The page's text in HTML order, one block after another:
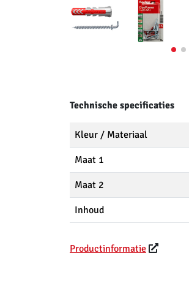
Technische specificaties
Kleur / Materiaal
Maat 1
Maat 2
Inhoud
Productinformatie